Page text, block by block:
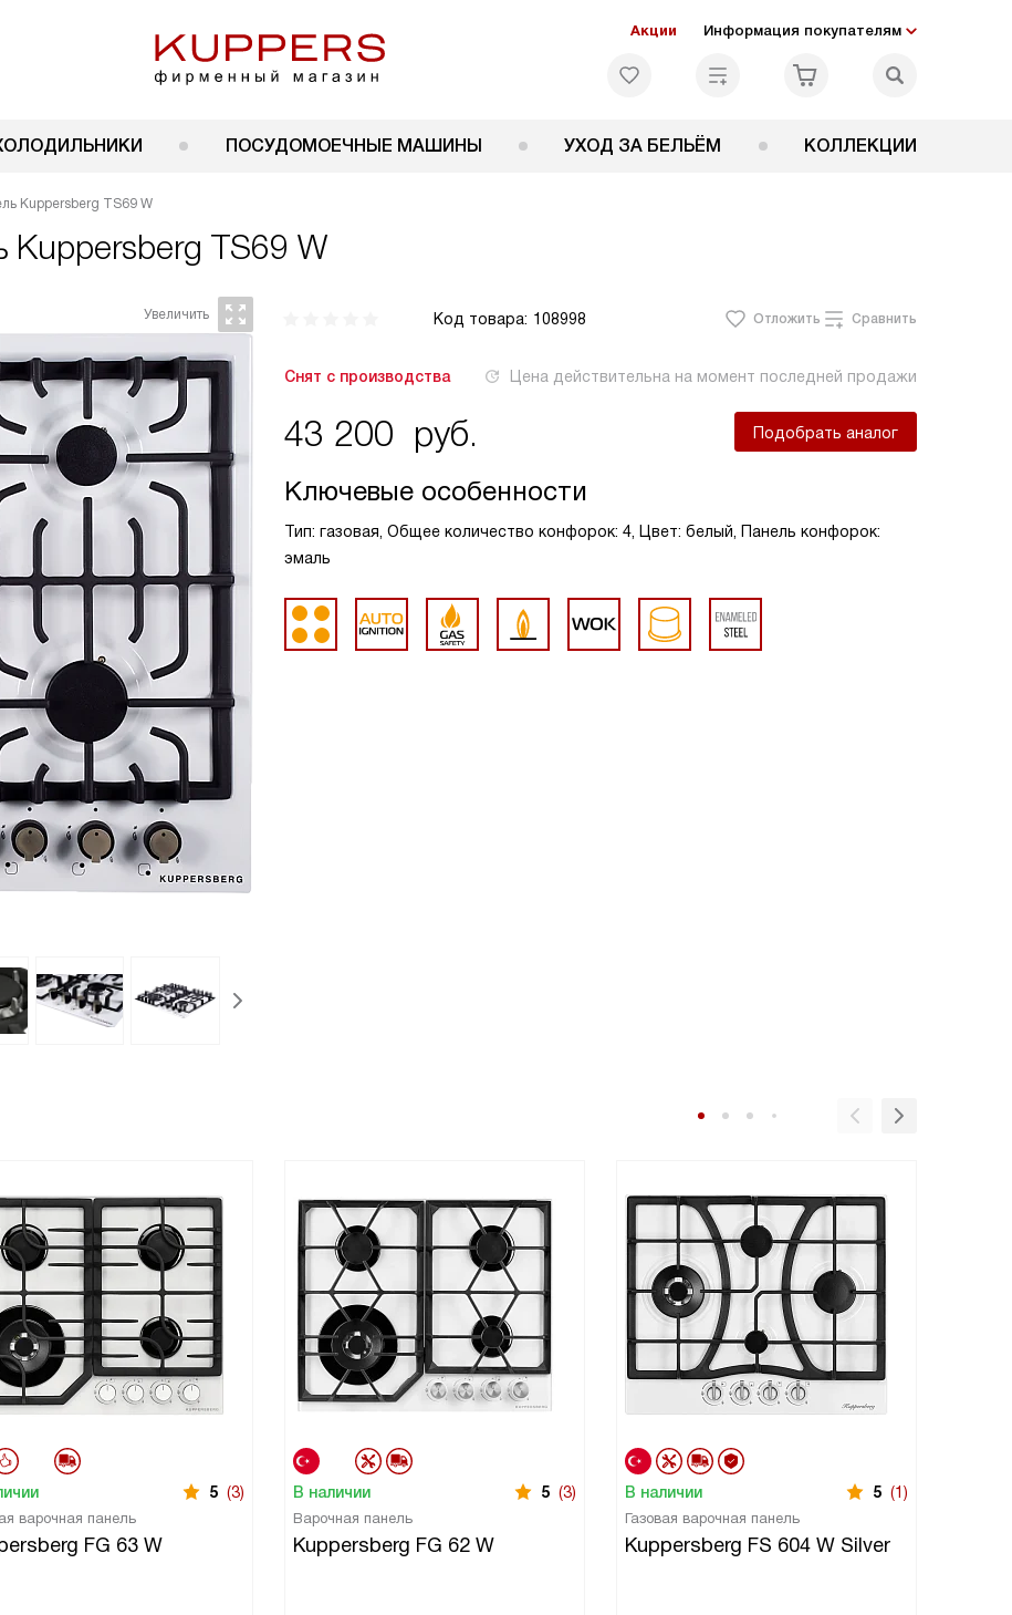
Акции Информация покупателям
ПОСУДОМОЕЧНЫЕ МАШИНЫ УХОД ЗА БЕЛЬЁМ КОЛЛЕКЦИИ
Kuppersberg TS69 W
Kuppersberg TS69 W
Код товара: 108998 Отложить Сравнить
Снят с производства Цена действительна на момент последней продажи
43 200 руб. Подобрать аналог
Ключевые особенности
Тип: газовая, Общее количество конфорок: 4, Цвет: белый, Панель конфорок:
эмаль
5 (3)
варочная панель
FG 63 W
В наличии 5 (3)
Варочная панель
Kuppersberg FG 62 W
В наличии 5 (1)
Газовая варочная панель
Kuppersberg FS 604 W Silver